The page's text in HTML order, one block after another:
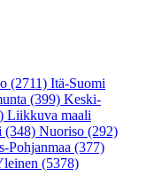
(2711) Itä-Suomi
(399) Keski-
Liikkuva maali
(348) Nuoriso (292)
Pohjanmaa (377)
(5378)